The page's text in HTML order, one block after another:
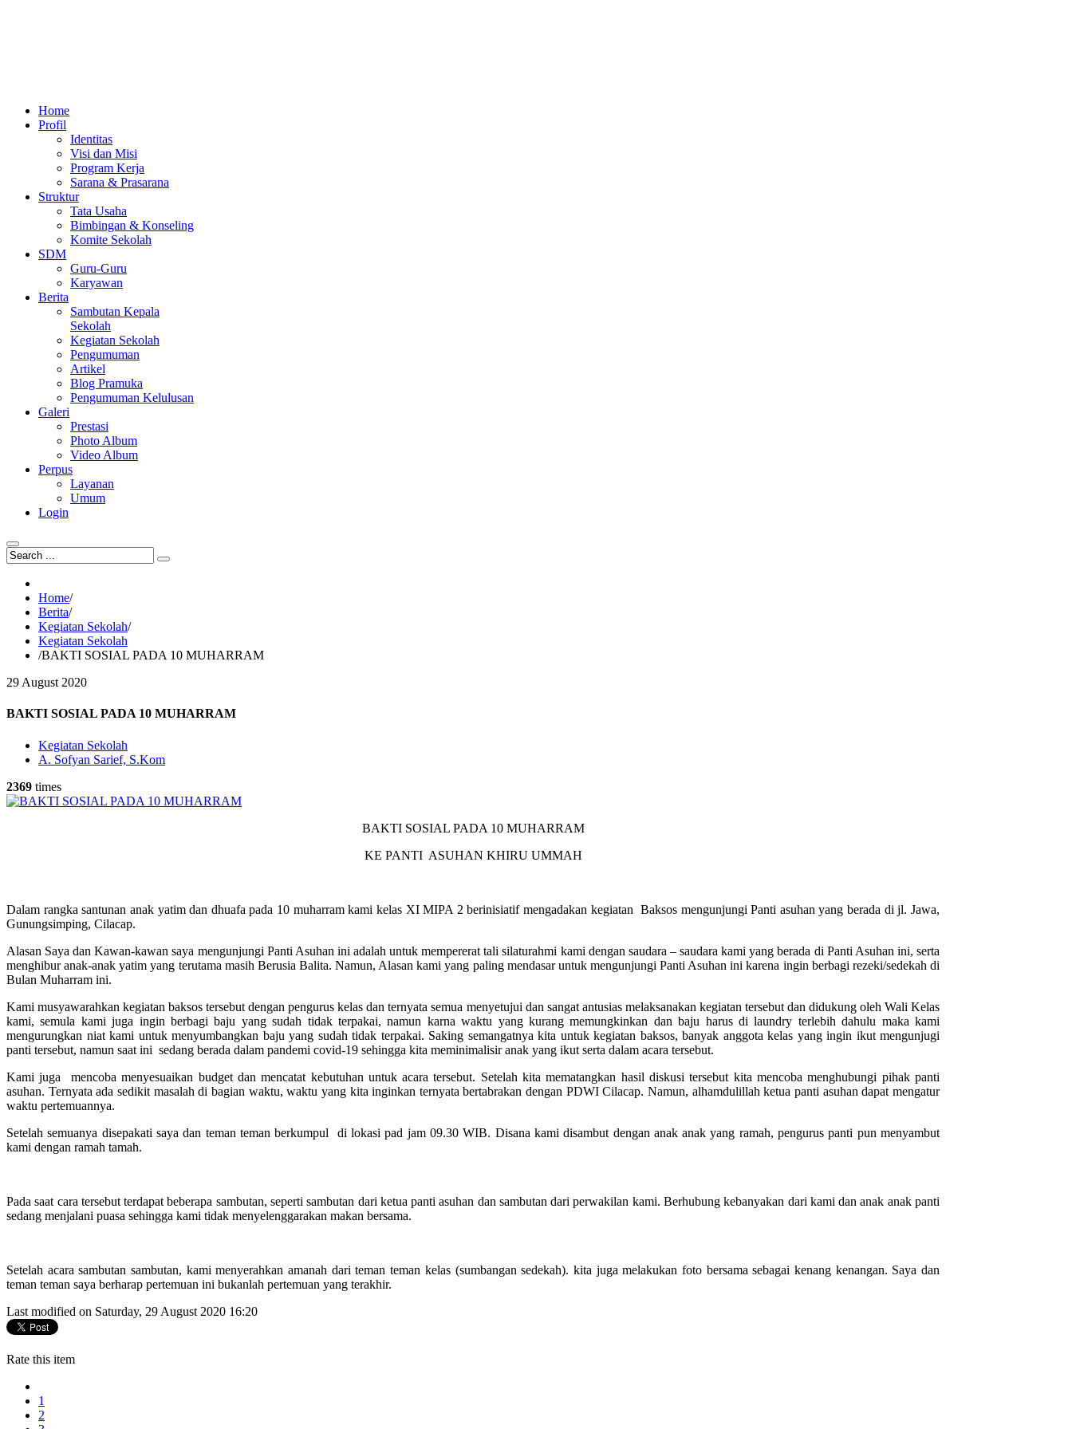
Home
Profil
Identitas
Visi dan Misi
Program Kerja
Sarana & Prasarana
Struktur
Tata Usaha
Bimbingan & Konseling
Komite Sekolah
SDM
Guru-Guru
Karyawan
Berita
Sambutan Kepala
Sekolah
Kegiatan Sekolah
Pengumuman
Artikel
Blog Pramuka
Pengumuman Kelulusan
Galeri
Prestasi
Photo Album
Video Album
Perpus
Layanan
Umum
Login
Home/
Berita/
Kegiatan Sekolah/
Kegiatan Sekolah
/BAKTI SOSIAL PADA 10 MUHARRAM
29 August 2020
BAKTI SOSIAL PADA 10 MUHARRAM
Kegiatan Sekolah
A. Sofyan Sarief, S.Kom
2369 times
BAKTI SOSIAL PADA 10 MUHARRAM
KE PANTI ASUHAN KHIRU UMMAH
Dalam rangka santunan anak yatim dan dhuafa pada 10 muharram kami kelas XI MIPA 2 berinisiatif mengadakan kegiatan Baksos mengunjungi Panti asuhan yang berada di jl. Jawa,
Gunungsimping, Cilacap.
Alasan Saya dan Kawan-kawan saya mengunjungi Panti Asuhan ini adalah untuk mempererat tali silaturahmi kami dengan saudara – saudara kami yang berada di Panti Asuhan ini, serta
menghibur anak-anak yatim yang terutama masih Berusia Balita. Namun, Alasan kami yang paling mendasar untuk mengunjungi Panti Asuhan ini karena ingin berbagi rezeki/sedekah di
Bulan Muharram ini.
Kami musyawarahkan kegiatan baksos tersebut dengan pengurus kelas dan ternyata semua menyetujui dan sangat antusias melaksanakan kegiatan tersebut dan didukung oleh Wali Kelas
kami, semula kami juga ingin berbagi baju yang sudah tidak terpakai, namun karna waktu yang kurang memungkinkan dan baju harus di laundry terlebih dahulu maka kami
mengurungkan niat kami untuk menyumbangkan baju yang sudah tidak terpakai. Saking semangatnya kita untuk kegiatan baksos, banyak anggota kelas yang ingin ikut mengunjugi
panti tersebut, namun saat ini sedang berada dalam pandemi covid-19 sehingga kita meminimalisir anak yang ikut serta dalam acara tersebut.
Kami juga mencoba menyesuaikan budget dan mencatat kebutuhan untuk acara tersebut. Setelah kita mematangkan hasil diskusi tersebut kita mencoba menghubungi pihak panti
asuhan. Ternyata ada sedikit masalah di bagian waktu, waktu yang kita inginkan ternyata bertabrakan dengan PDWI Cilacap. Namun, alhamdulillah ketua panti asuhan dapat mengatur
waktu pertemuannya.
Setelah semuanya disepakati saya dan teman teman berkumpul di lokasi pad jam 09.30 WIB. Disana kami disambut dengan anak anak yang ramah, pengurus panti pun menyambut
kami dengan ramah tamah.
Pada saat cara tersebut terdapat beberapa sambutan, seperti sambutan dari ketua panti asuhan dan sambutan dari perwakilan kami. Berhubung kebanyakan dari kami dan anak anak panti
sedang menjalani puasa sehingga kami tidak menyelenggarakan makan bersama.
Setelah acara sambutan sambutan, kami menyerahkan amanah dari teman teman kelas (sumbangan sedekah). kita juga melakukan foto bersama sebagai kenang kenangan. Saya dan
teman teman saya berharap pertemuan ini bukanlah pertemuan yang terakhir.
Last modified on Saturday, 29 August 2020 16:20
Rate this item
1
2